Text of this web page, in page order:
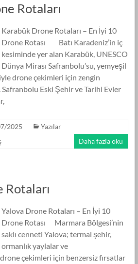
Rotaları
Karabük Drone Rotaları – En İyi 10
Drone Rotası Batı Karadeniz’in iç
kesiminde yer alan Karabük, UNESCO
Dünya Mirası Safranbolu’su, yemyeşil
drone çekimleri için zengin
Eski Şehir ve Tarihi Evler
2025
Yazılar
Daha fazla oku
Rotaları
Yalova Drone Rotaları – En İyi 10
Drone Rotası Marmara Bölgesi’nin
saklı cenneti Yalova; termal şehir,
ormanlık yaylalar ve
çekimleri için benzersiz fırsatlar